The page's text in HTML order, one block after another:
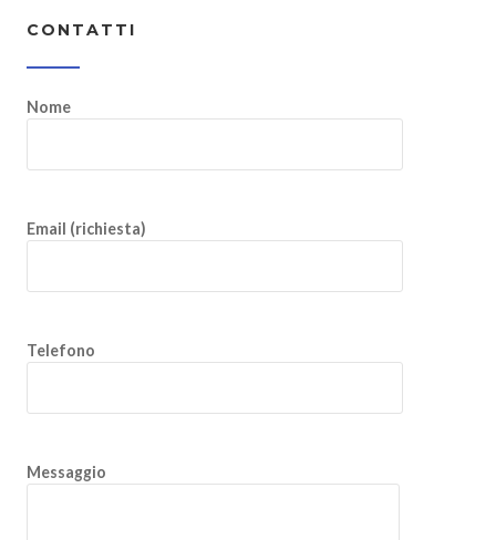
CONTATTI
Nome
Email (richiesta)
Telefono
Messaggio